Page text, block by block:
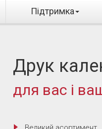
Підтримка
Друк
для вас і